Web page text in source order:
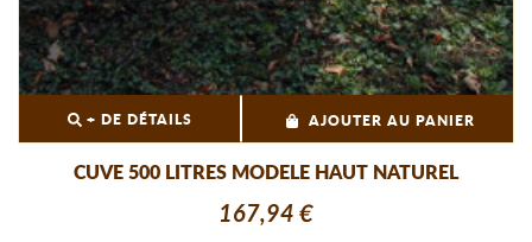
+ DE DÉTAILS AJOUTER AU PANIER
CUVE 500 LITRES MODELE HAUT NATUREL
167,94 €